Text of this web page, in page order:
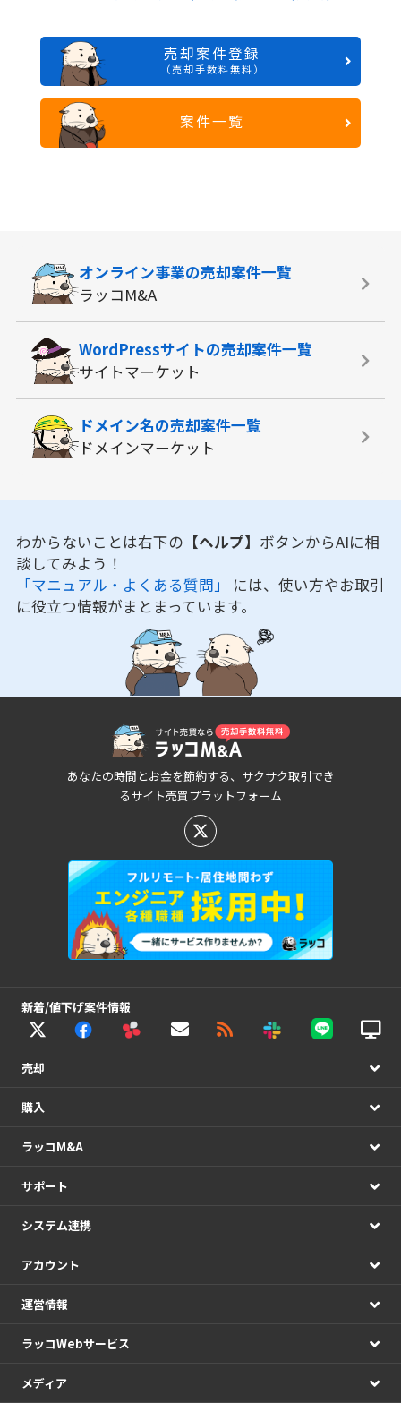
売却案件登録
（売却手数料無料）
案件一覧
オンライン事業の売却案件一覧
ラッコM&A
WordPressサイトの売却案件一覧
サイトマーケット
ドメイン名の売却案件一覧
ドメインマーケット
わからないことは右下の 【ヘルプ】 ボタンからAIに相
談してみよう！
「マニュアル・よくある質問」 には、使い方やお取引
に役立つ情報がまとまっています。
あなたの時間とお金を節約する、サクサク取引でき
るサイト売買プラットフォーム
新着/値下げ案件情報
売却
購入
ラッコM&A
サポート
システム連携
アカウント
運営情報
ラッコWebサービス
メディア